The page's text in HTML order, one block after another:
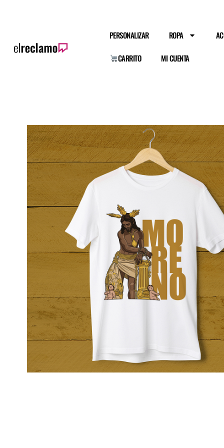
PERSONALIZAR ROPA
CARRITO MI CUENTA